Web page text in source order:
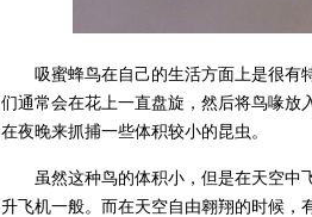
吸蜜蜂鸟在自己的生活方面上是很有
们通常会在花上一直盘旋，然后将鸟喙放
在夜晚来抓捕一些体积较小的昆虫。
虽然这种鸟的体积小，但是在天空中
升飞机一般。而在天空自由翱翔的时候，